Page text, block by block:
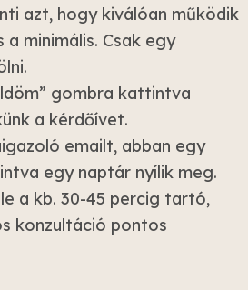
azt, hogy kiválóan működik
a minimális. Csak egy
gombra kattintva
a kérdőívet.
emailt, abban egy
egy naptár nyílik meg.
a kb. 30-45 percig tartó,
konzultáció pontos